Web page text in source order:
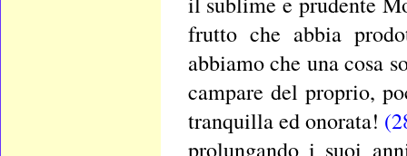
frutto che abbia
abbiamo che una cosa
campare del proprio,
tranquilla ed onorata!
prolungando i suoi